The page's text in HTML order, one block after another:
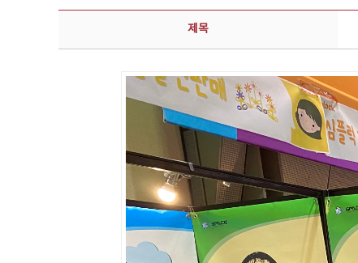
콘텐츠이슈 상세보기 - 제목, 담당부서, 담당자, 담당연락처, 내용, 첨부파일 정보 제공
제목